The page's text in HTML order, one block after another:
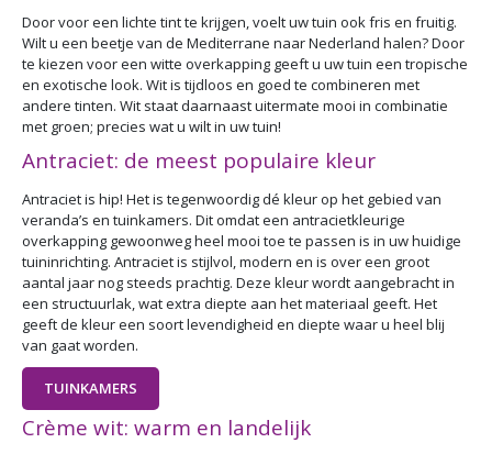
Door voor een lichte tint te krijgen, voelt uw tuin ook fris en fruitig.
Wilt u een beetje van de Mediterrane naar Nederland halen? Door
te kiezen voor een witte overkapping geeft u uw tuin een tropische
en exotische look. Wit is tijdloos en goed te combineren met
andere tinten. Wit staat daarnaast uitermate mooi in combinatie
met groen; precies wat u wilt in uw tuin!
Antraciet: de meest populaire kleur
Antraciet is hip! Het is tegenwoordig dé kleur op het gebied van
veranda’s en tuinkamers. Dit omdat een antracietkleurige
overkapping gewoonweg heel mooi toe te passen is in uw huidige
tuininrichting. Antraciet is stijlvol, modern en is over een groot
aantal jaar nog steeds prachtig. Deze kleur wordt aangebracht in
een structuurlak, wat extra diepte aan het materiaal geeft. Het
geeft de kleur een soort levendigheid en diepte waar u heel blij
van gaat worden.
TUINKAMERS
Crème wit: warm en landelijk